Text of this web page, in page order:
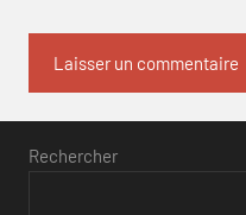
Rechercher